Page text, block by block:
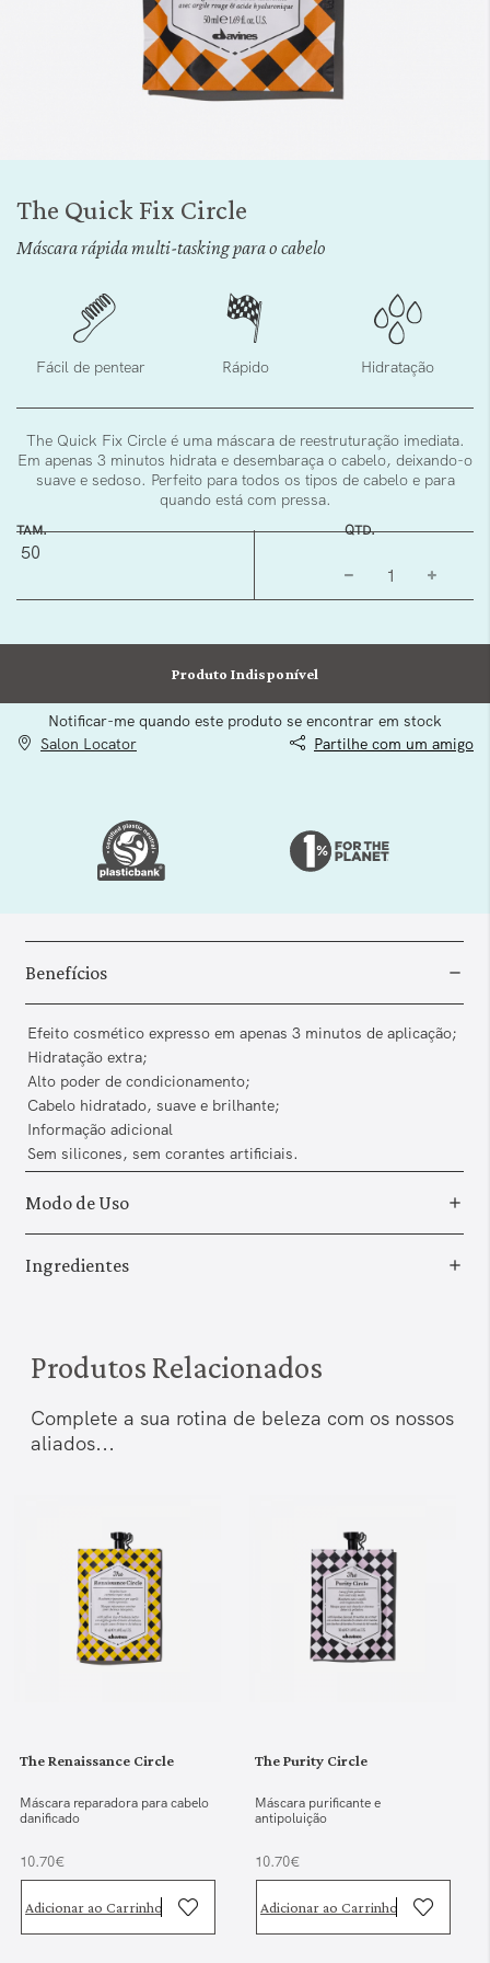
início
The Quick Fix Circle
Máscara rápida multi-tasking para o cabelo
Fácil de pentear Rápido Hidratação
The Quick Fix Circle é uma máscara de reestruturação imediata.
Em apenas 3 minutos hidrata e desembaraça o cabelo, deixando-o
suave e sedoso. Perfeito para todos os tipos de cabelo e para
quando está com pressa.
Produto Indisponível
Notificar-me quando este produto se encontrar em stock
TAM. QTD.
50
Salon Locator Partilhe com um amigo
Benefícios
Efeito cosmético expresso em apenas 3 minutos de aplicação;
Hidratação extra;
Alto poder de condicionamento;
Cabelo hidratado, suave e brilhante;
Informação adicional
Sem silicones, sem corantes artificiais.
Modo de Uso
Ingredientes
Produtos Relacionados
Complete a sua rotina de beleza com os nossos
aliados...
The Renaissance Circle
Máscara reparadora para cabelo
danificado
10.70€
Adicionar ao Carrinho
The Purity Circle
Máscara purificante e
antipoluição
10.70€
Adicionar ao Carrinho